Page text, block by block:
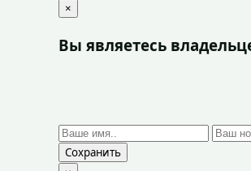
×
Вы являетесь
Сохранить